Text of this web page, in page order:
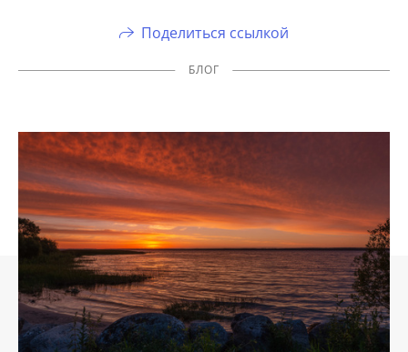
Поделиться ссылкой
БЛОГ